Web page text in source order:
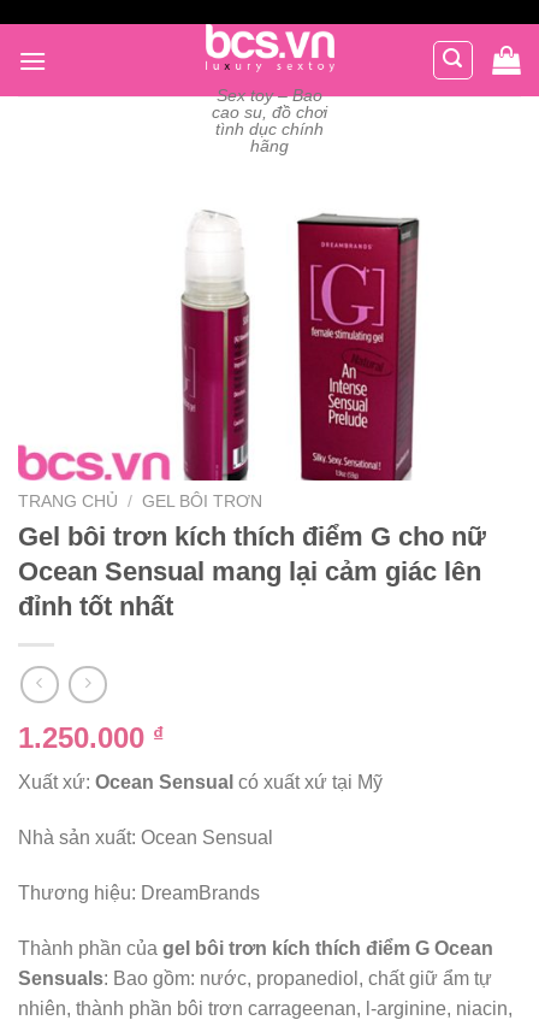
nội
Sex toy – Bao
cao su, đồ chơi
tình dục chính
hãng
TRANG CHỦ / GEL BÔI TRƠN
Gel bôi trơn kích thích điểm G cho nữ
Ocean Sensual mang lại cảm giác lên
đỉnh tốt nhất
1.250.000 ₫
Xuất xứ: Ocean Sensual có xuất xứ tại Mỹ
Nhà sản xuất: Ocean Sensual
Thương hiệu: DreamBrands
Thành phần của gel bôi trơn kích thích điểm G Ocean
Sensuals: Bao gồm: nước, propanediol, chất giữ ẩm tự
nhiên, thành phần bôi trơn carrageenan, l-arginine, niacin,